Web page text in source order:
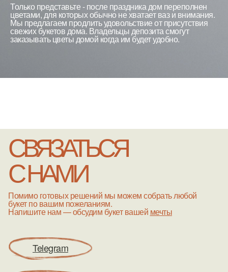
Только представьте - после праздника дом переполнен
цветами, для которых обычно не хватает ваз и внимания.
Мы предлагаем продлить удовольствие от присутствия
свежих букетов дома. Владельцы депозита смогут
заказывать цветы домой когда им будет удобно.
СВЯЗАТЬСЯ
С НАМИ
Помимо готовых решений мы можем собрать любой
букет по вашим пожеланиям.
Напишите нам — обсудим букет вашей мечты
Telegram